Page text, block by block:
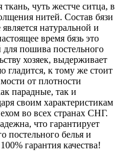
чуть жестче ситца, в
нитей. Состав бязи
натуральной и
время бязь это
пошива постельного
хозяек, выдерживает
гладится, к тому же стоит
от плотности
парадные, так и
своим характеристикам
во всех странах СНГ.
что гарантирует
постельного белья и
гарантия качества!